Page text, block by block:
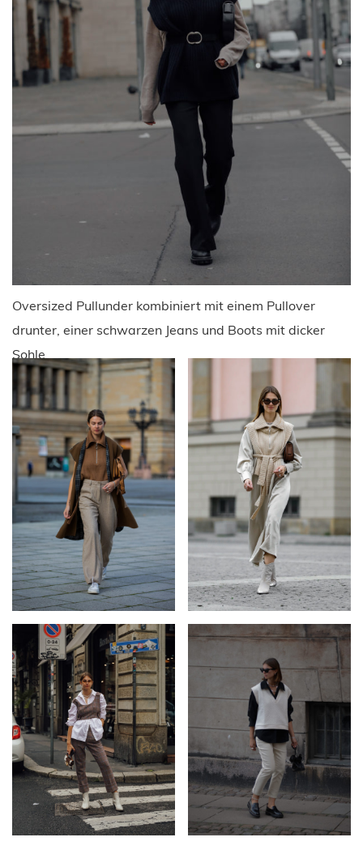
Oversized Pullunder kombiniert mit einem Pullover
drunter, einer schwarzen Jeans und Boots mit dicker
Sohle